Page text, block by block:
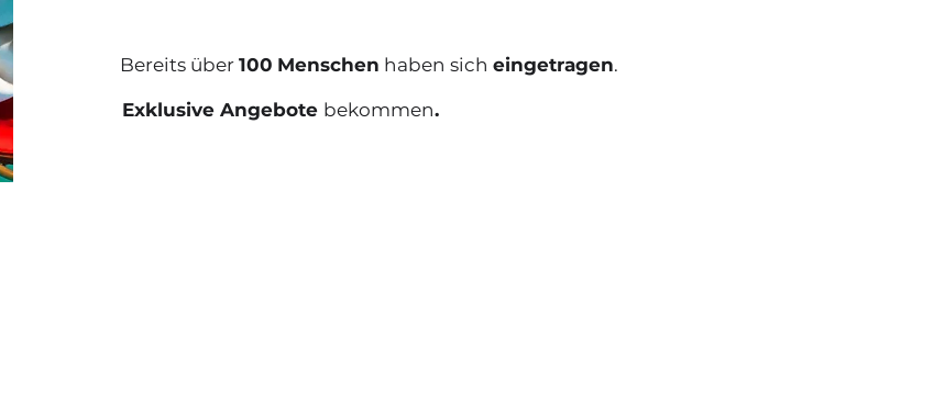
Bereits über 100 Menschen haben sich eingetragen.
Exklusive Angebote bekommen.